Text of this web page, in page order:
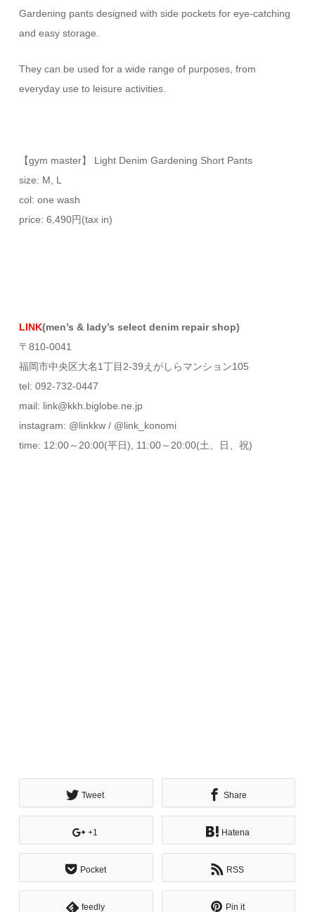
Gardening pants designed with side pockets for eye-catching
and easy storage.
They can be used for a wide range of purposes, from
everyday use to leisure activities.
【gym master】 Light Denim Gardening Short Pants
size: M, L
col: one wash
price: 6,490円(tax in)
LINK(men’s & lady’s select denim repair shop)
〒810-0041
福岡市中央区大名1丁目2-39えがしらマンション105
tel: 092-732-0447
mail: link@kkh.biglobe.ne.jp
instagram: @linkkw / @link_konomi
time: 12:00～20:00(平日), 11:00～20:00(土、日、祝)
Tweet Share
+1 Hatena
Pocket RSS
feedly Pin it